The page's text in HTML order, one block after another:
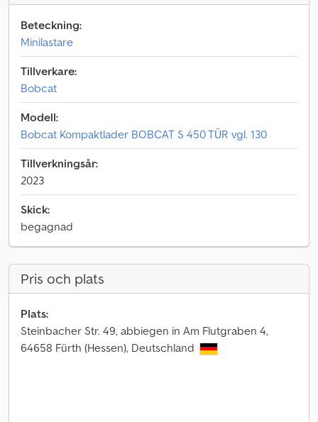
Beteckning:
Minilastare
Tillverkare:
Bobcat
Modell:
Bobcat Kompaktlader BOBCAT S 450 TÜR vgl. 130
Tillverkningsår:
2023
Skick:
begagnad
Pris och plats
Plats:
Steinbacher Str. 49, abbiegen in Am Flutgraben 4,
64658 Fürth (Hessen), Deutschland